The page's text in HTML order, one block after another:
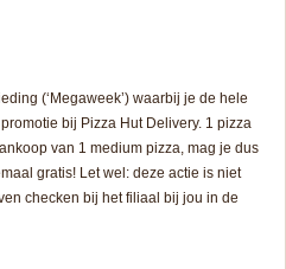
(‘Megaweek’) waarbij je de hele
bij Pizza Hut Delivery. 1 pizza
van 1 medium pizza, mag je dus
gratis! Let wel: deze actie is niet
checken bij het filiaal bij jou in de